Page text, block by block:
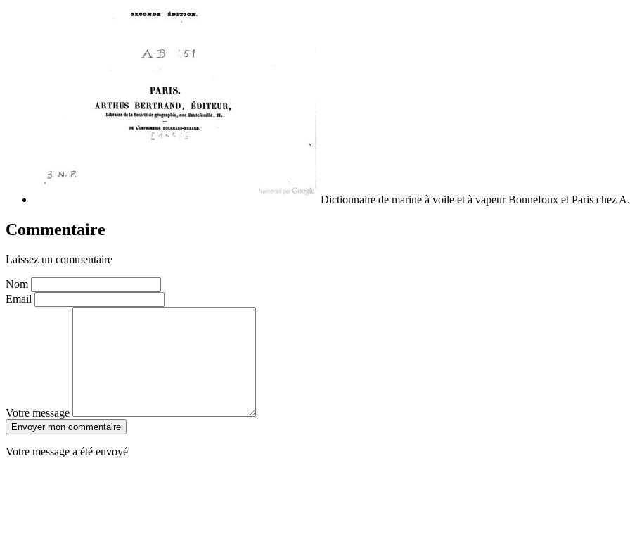
Dictionnaire de marine à voile et à vapeurBonnefoux et Paris chez
Commentaire
Laissez un commentaire
Nom
Email
Votre message
Envoyer mon commentaire
Votre message a été envoyé